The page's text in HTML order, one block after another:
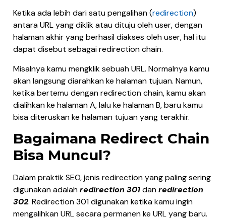
Ketika ada lebih dari satu pengalihan (redirection)
antara URL yang diklik atau dituju oleh user, dengan
halaman akhir yang berhasil diakses oleh user, hal itu
dapat disebut sebagai redirection chain.
Misalnya kamu mengklik sebuah URL. Normalnya kamu
akan langsung diarahkan ke halaman tujuan. Namun,
ketika bertemu dengan redirection chain, kamu akan
dialihkan ke halaman A, lalu ke halaman B, baru kamu
bisa diteruskan ke halaman tujuan yang terakhir.
Bagaimana Redirect Chain
Bisa Muncul?
Dalam praktik SEO, jenis redirection yang paling sering
digunakan adalahredirection 301danredirection
302. Redirection 301 digunakan ketika kamu ingin
mengalihkan URL secara permanen ke URL yang baru.